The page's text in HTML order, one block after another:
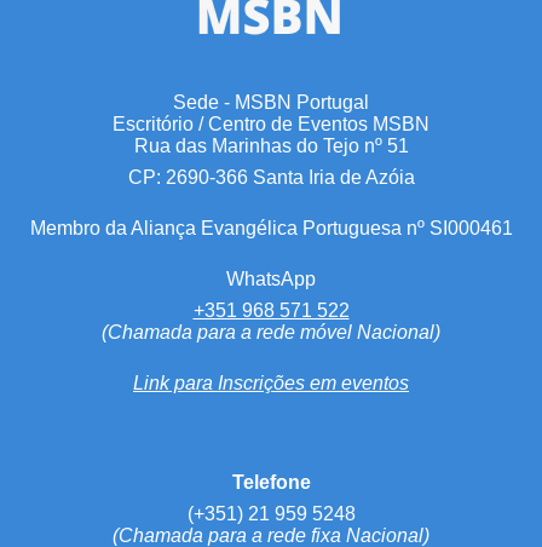
Sede - MSBN Portugal
Escritório / Centro de Eventos MSBN
Rua das Marinhas do Tejo nº 51
CP: 2690-366 Santa Iria de Azóia
Membro da Aliança Evangélica Portuguesa nº SI000461
WhatsApp
+351 968 571 522
(Chamada para a rede móvel Nacional)
Link para Inscrições em eventos
Telefone
(+351) 21 959 5248
(Chamada para a rede fixa Nacional)